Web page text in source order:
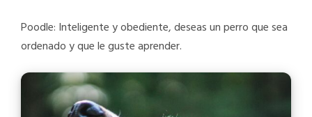
Poodle: Inteligente y obediente, deseas un perro que sea
ordenado y que le guste aprender.